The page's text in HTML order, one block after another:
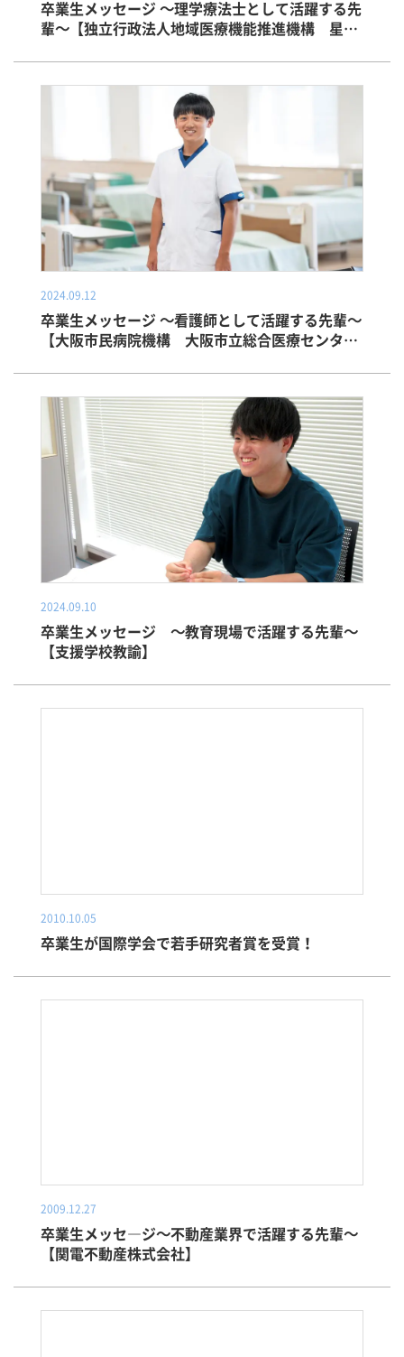
卒業生メッセージ ～理学療法士として活躍する先
輩～【独立行政法人地域医療機能推進機構 星ヶ
2024.09.12
卒業生メッセージ ～看護師として活躍する先輩～
【大阪市民病院機構 大阪市立総合医療センタ
2024.09.10
卒業生メッセージ ～教育現場で活躍する先輩～
【支援学校教諭】
2010.10.05
卒業生が国際学会で若手研究者賞を受賞！
2009.12.27
卒業生メッセ―ジ～不動産業界で活躍する先輩～
【関電不動産株式会社】